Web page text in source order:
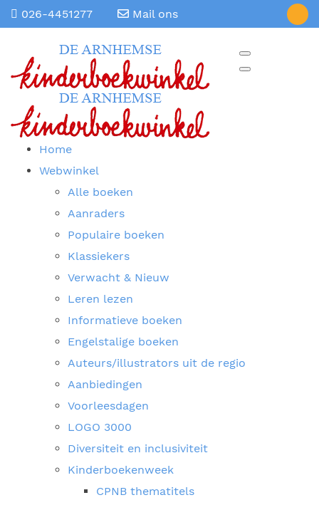
026-4451277 Mail ons
Home
Webwinkel
Alle boeken
Aanraders
Populaire boeken
Klassiekers
Verwacht & Nieuw
Leren lezen
Informatieve boeken
Engelstalige boeken
Auteurs/illustrators uit de regio
Aanbiedingen
Voorleesdagen
LOGO 3000
Diversiteit en inclusiviteit
Kinderboekenweek
CPNB thematitels